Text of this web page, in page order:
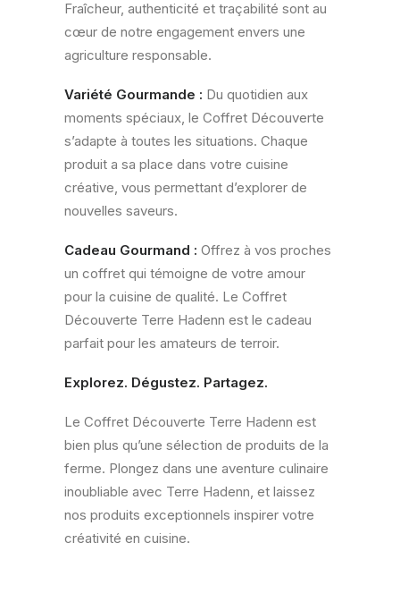
Fraîcheur, authenticité et traçabilité sont au
cœur de notre engagement envers une
agriculture responsable.
Variété Gourmande : Du quotidien aux
moments spéciaux, le Coffret Découverte
s’adapte à toutes les situations. Chaque
produit a sa place dans votre cuisine
créative, vous permettant d’explorer de
nouvelles saveurs.
Cadeau Gourmand : Offrez à vos proches
un coffret qui témoigne de votre amour
pour la cuisine de qualité. Le Coffret
Découverte Terre Hadenn est le cadeau
parfait pour les amateurs de terroir.
Explorez. Dégustez. Partagez.
Le Coffret Découverte Terre Hadenn est
bien plus qu’une sélection de produits de la
ferme. Plongez dans une aventure culinaire
inoubliable avec Terre Hadenn, et laissez
nos produits exceptionnels inspirer votre
créativité en cuisine.